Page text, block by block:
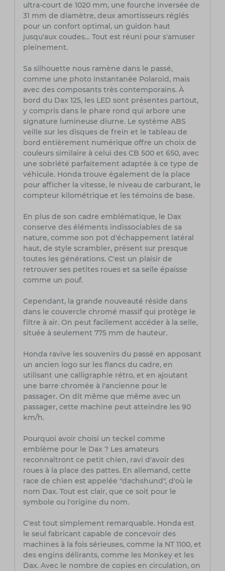
ultra-court de 1020 mm, une fourche inversée de
31 mm de diamètre, deux amortisseurs réglés
pour un confort optimal, un guidon haut
jusqu'aux coudes… Tout est réuni pour s'amuser
pleinement.
Sa silhouette nous ramène dans le passé,
comme une photo instantanée Polaroid, mais
avec des composants très contemporains. À
bord du Dax 125, les LED sont présentes partout,
y compris dans le phare rond qui arbore une
signature lumineuse diurne. Le système ABS
veille sur les disques de frein et le tableau de
bord entièrement numérique offre un choix de
couleurs similaire à celui des CB 500 et 650, avec
une sobriété parfaitement adaptée à ce type de
véhicule. Honda trouve également de la place
pour afficher la vitesse, le niveau de carburant, le
compteur kilométrique et les témoins de base.
En plus de son cadre emblématique, le Dax
conserve des éléments indissociables de sa
nature, comme son pot d'échappement latéral
haut, de style scrambler, présent sur presque
toutes les générations. C'est un plaisir de
retrouver ses petites roues et sa selle épaisse
comme un pouf.
Cependant, la grande nouveauté réside dans
dans le couvercle chromé massif qui protège le
filtre à air. On peut facilement accéder à la selle,
située à seulement 775 mm de hauteur.
Honda ravive les souvenirs du passé en apposant
un ancien logo sur les flancs du cadre, en
utilisant une calligraphie rétro, et en ajoutant
une barre chromée à l'ancienne pour le
passager. On dit même que même avec un
passager, cette machine peut atteindre les 90
km/h.
Pourquoi avoir choisi un teckel comme
emblème pour le Dax ? Les amateurs
reconnaîtront ce petit chien, ravi d'avoir des
roues à la place des pattes. En allemand, cette
race de chien est appelée "dachshund", d'où le
nom Dax. Tout est clair, que ce soit pour le
symbole ou l'origine du nom.
C'est tout simplement remarquable. Honda est
le seul fabricant capable de concevoir des
machines à la fois sérieuses, comme la NT 1100, et
des engins délirants, comme les Monkey et les
Dax. Avec le nombre de copies en circulation, on